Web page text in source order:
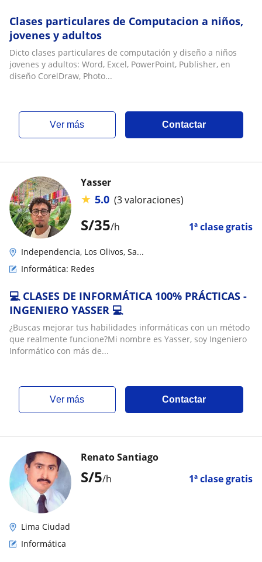
Clases particulares de Computacion a niños,
jovenes y adultos
Dicto clases particulares de computación y diseño a niños
jovenes y adultos: Word, Excel, PowerPoint, Publisher, en
diseño CorelDraw, Photo...
ver más Contactar
S/35/h 1ª clase gratis
Yasser
★ 5.0 (3 valoraciones)
Independencia, Los Olivos, Sa...
Informática: Redes
💻 CLASES DE INFORMÁTICA 100% PRÁCTICAS -
INGENIERO YASSER 💻
¿Buscas mejorar tus habilidades informáticas con un método
que realmente funcione?Mi nombre es Yasser, soy Ingeniero
Informático con más de...
ver más Contactar
S/5/h 1ª clase gratis
Renato Santiago
Lima Ciudad
Informática